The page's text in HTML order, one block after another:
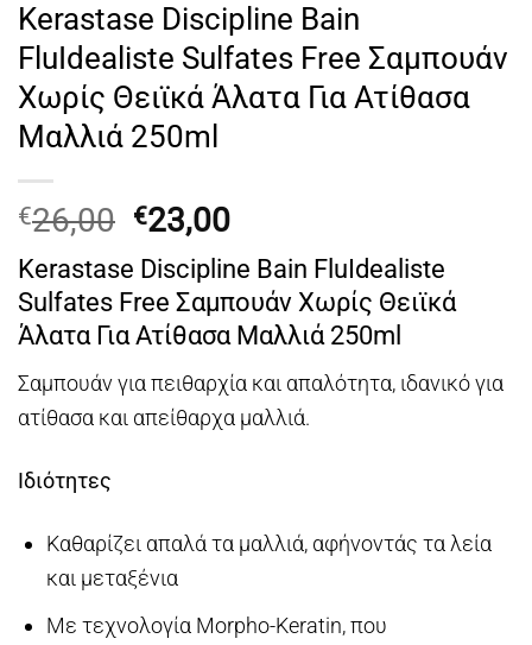
Kerastase Discipline Bain
FluIdealiste Sulfates Free Σαμπουάν
Χωρίς Θειϊκά Άλατα Για Ατίθασα
Μαλλιά 250ml
€26,00 Original
price
was:
€26,00.
€23,00Η
τρέχουσα
τιμή
είναι:
€23,00.
Kerastase Discipline Bain FluIdealiste
Sulfates Free Σαμπουάν Χωρίς Θειϊκά
Άλατα Για Ατίθασα Μαλλιά 250ml
Σαμπουάν για πειθαρχία και απαλότητα, ιδανικό για
ατίθασα και απείθαρχα μαλλιά.
Ιδιότητες
Καθαρίζει απαλά τα μαλλιά, αφήνοντάς τα λεία
και μεταξένια
Με τεχνολογία Morpho-Keratin, που